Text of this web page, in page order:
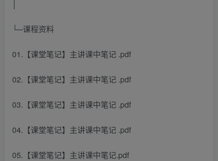
└─课程资料
01.【课堂笔记】主讲课中笔记 .pdf
02.【课堂笔记】主讲课中笔记 .pdf
03.【课堂笔记】主讲课中笔记 .pdf
04.【课堂笔记】主讲课中笔记 .pdf
05.【课堂笔记】主讲课中笔记.pdf